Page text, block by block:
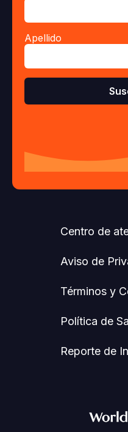
Centro de
Aviso de
Términos y
Política de
Reporte de
Apellido